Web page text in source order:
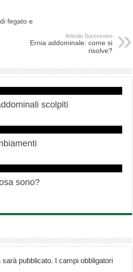
fegato e
Articolo Successivo
Ernia addominale: come si
risolve?
scolpiti
sono?
sarà pubblicato. I campi obbligatori